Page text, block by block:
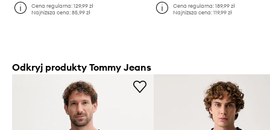
Cena regularna:129,99 zł
Najniższa cena:85,99 zł
Cena regularna: 189,99 zł
Najniższa cena: 119,99 zł
Odkryj produkty Tommy Jeans